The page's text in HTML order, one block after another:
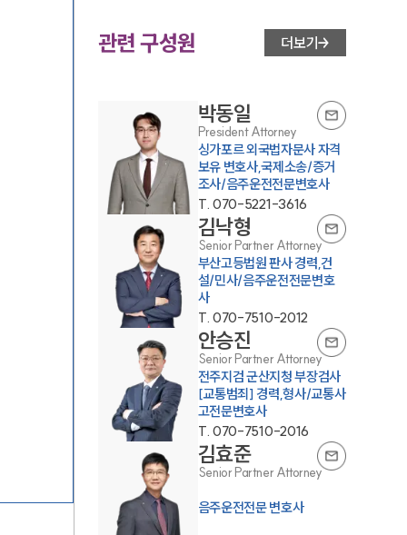
팀소개
팀소개
관련 구성원 더보기
박동일
President Attorney
싱가포르 외국법자문사 자격
보유 변호사,국제소송/증거
조사/음주운전전문변호사
T. 070-5221-3616
김낙형
Senior Partner Attorney
부산고등법원 판사 경력,건
설/민사/음주운전전문변호
사
T. 070-7510-2012
안승진
Senior Partner Attorney
전주지검 군산지청 부장검사
[교통범죄] 경력,형사/교통사
고전문변호사
T. 070-7510-2016
김효준
Senior Partner Attorney
음주운전전문 변호사